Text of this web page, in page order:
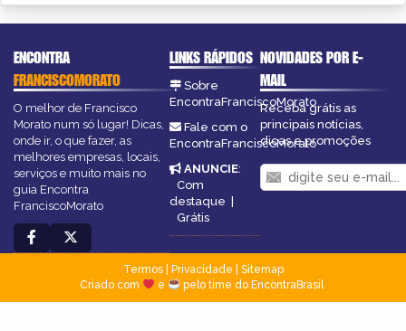
ENCONTRA
FRANCISCOMORATO
O melhor de Francisco
Morato num só lugar! Dicas,
onde ir, o que fazer, as
melhores empresas, locais,
serviços e muito mais no
guia Encontra
FranciscoMorato
LINKS RÁPIDOS
Sobre
EncontraFranciscoMorato
Fale com o
EncontraFranciscoMorato
ANUNCIE:
Com
destaque |
Grátis
NOVIDADES POR E-
MAIL
Receba grátis as
principais notícias,
dicas e promoções
Termos| Privacidade
Sitemap
Criado com
e pelo time do EncontraBrasil